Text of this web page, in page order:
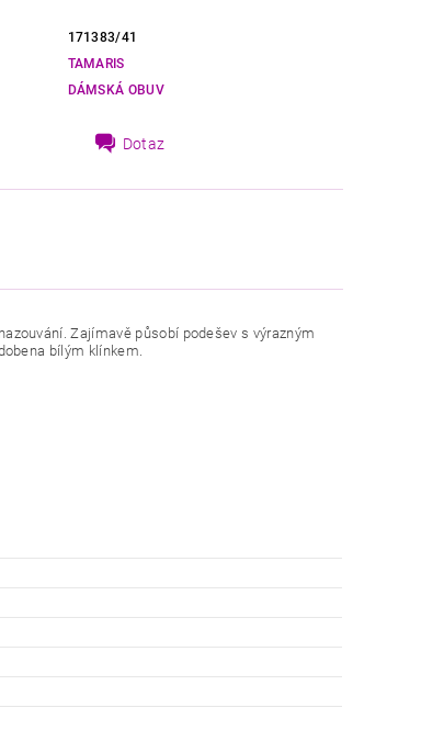
171383/41
TAMARIS
DÁMSKÁ OBUV
Dotaz
Zajímavě působí podešev s výrazným
bílým klínkem.